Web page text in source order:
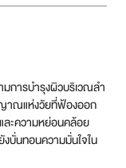
การบำรุงผิวบริเวณลำ
าณแห่งวัยที่ฟ้องออก
ละความหย่อนคล้อย
บั่นทอนความมั่นใจใน